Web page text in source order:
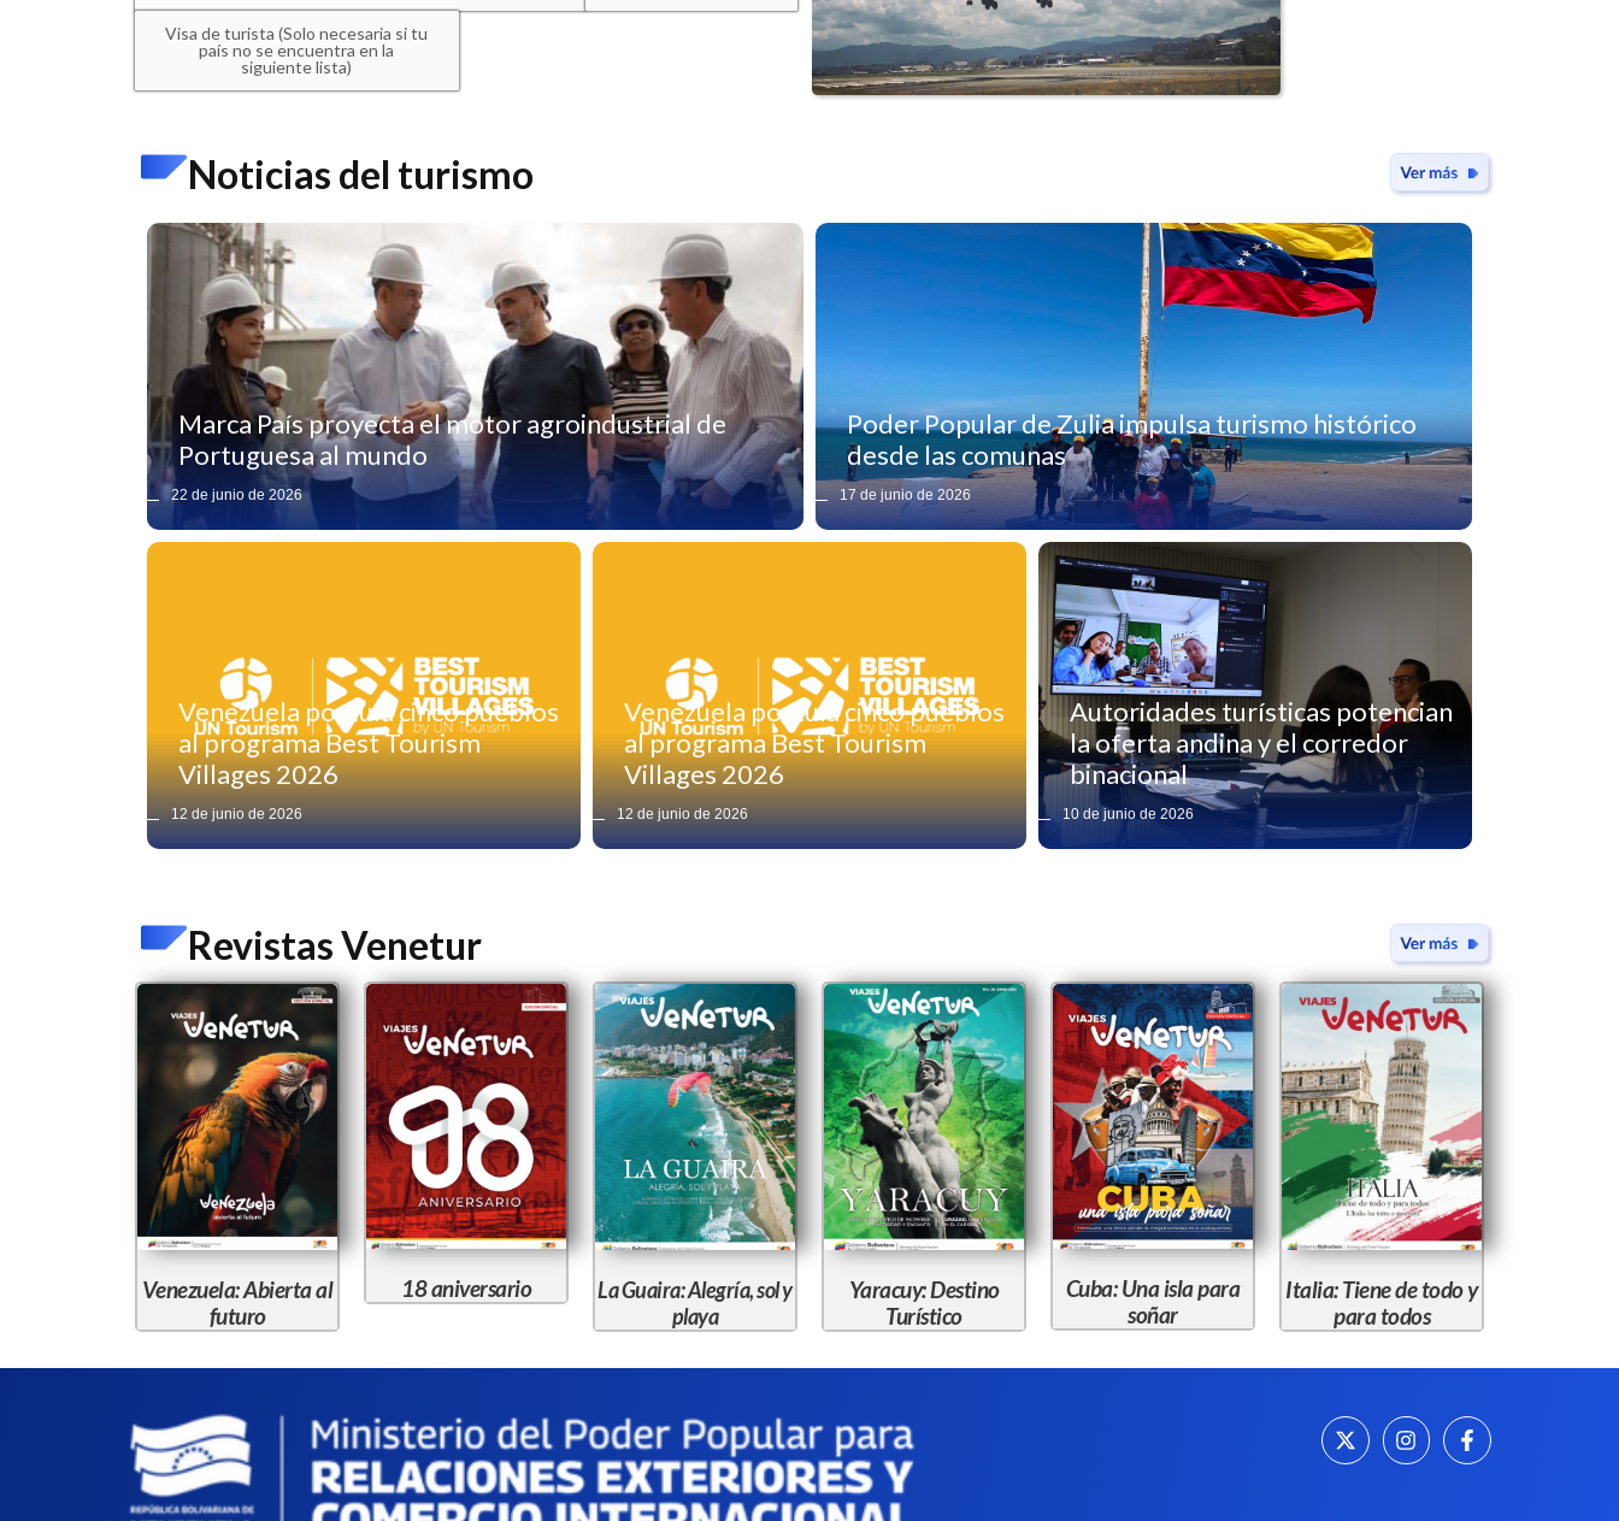
Visa de turista (Solo necesaria si tu
país no se encuentra en la
siguiente lista)
Noticias del turismo
Marca País proyecta el motor agroindustrial de
Portuguesa al mundo
22 de junio de 2026
Poder Popular de Zulia impulsa turismo histórico
desde las comunas
17 de junio de 2026
Venezuela postula cinco pueblos
al programa Best Tourism
Villages 2026
12 de junio de 2026
Venezuela postula cinco pueblos
al programa Best Tourism
Villages 2026
12 de junio de 2026
Autoridades turísticas potencian
la oferta andina y el corredor
binacional
10 de junio de 2026
Revistas Venetur
Venezuela: Abierta al
futuro
18 aniversario
La Guaira: Alegría, sol y
playa
Yaracuy: Destino
Turístico
Cuba: Una isla para
soñar
Italia: Tiene de todo y
para todos